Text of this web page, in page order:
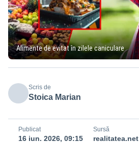
Alimente de evitat în zilele caniculare
Scris de
Stoica Marian
Publicat
16 iun. 2026, 09:15
Sursă
realitatea.net